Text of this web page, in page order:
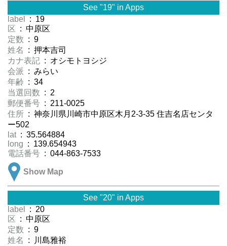
See "19" in Apps
label
: 19
区 : 中原区
定数 : 9
姓名
: 押本吉司
カナ表記 : オシモトヨシジ
会派 : みらい
年齢 : 34
当選回数 : 2
郵便番号 : 211-0025
住所 : 神奈川県川崎市中原区木月2-3-35 住吉名店センタ
ー502
lat : 35.564884
long : 139.654943
電話番号 : 044-863-7533
Show Map
See "20" in Apps
label
: 20
区 : 中原区
定数 : 9
姓名
: 川島雅裕